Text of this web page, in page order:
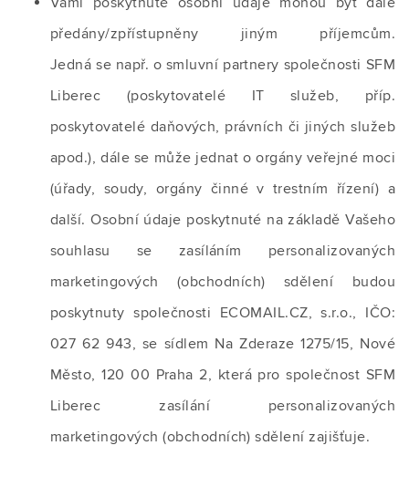
předány/zpřístupněny jiným příjemcům.
Jedná se např. o smluvní partnery společnosti SFM
Liberec (poskytovatelé IT služeb, příp.
poskytovatelé daňových, právních či jiných služeb
apod.), dále se může jednat o orgány veřejné moci
(úřady, soudy, orgány činné v trestním řízení) a
další. Osobní údaje poskytnuté na základě Vašeho
souhlasu se zasíláním personalizovaných
marketingových (obchodních) sdělení budou
poskytnuty společnosti ECOMAIL.CZ, s.r.o., IČO:
027 62 943, se sídlem Na Zderaze 1275/15, Nové
Město, 120 00 Praha 2, která pro společnost SFM
Liberec zasílání personalizovaných
marketingových (obchodních) sdělení zajišťuje.